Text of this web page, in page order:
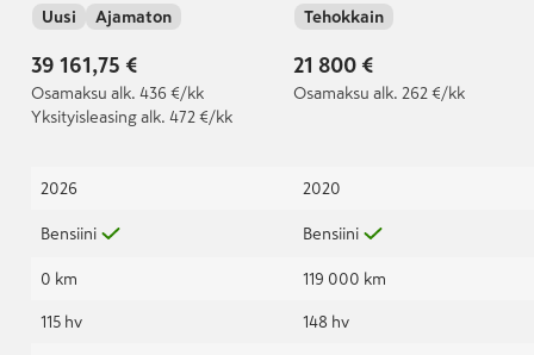
Uusi Ajamaton
39 161,75 €
Osamaksu alk. 436 €/kk
Yksityisleasing alk. 472 €/kk
2026
Bensiini
0 km
115 hv
Tehokkain
21 800 €
Osamaksu alk. 262 €/kk
2020
Bensiini
119 000 km
148 hv